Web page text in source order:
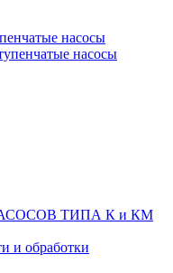
насосы
насосы
ТИПА К и КМ
и обработки